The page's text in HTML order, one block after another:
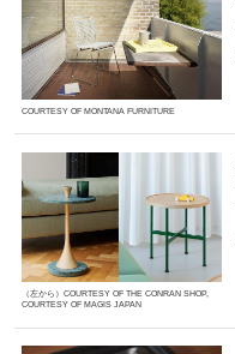
COURTESY OF MONTANA FURNITURE
（左から）COURTESY OF THE CONRAN SHOP,
COURTESY OF MAGIS JAPAN